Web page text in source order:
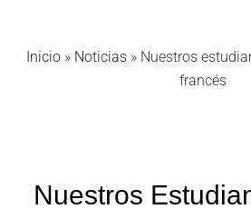
Inicio » Noticias » Nuestros
francés
Nuestros